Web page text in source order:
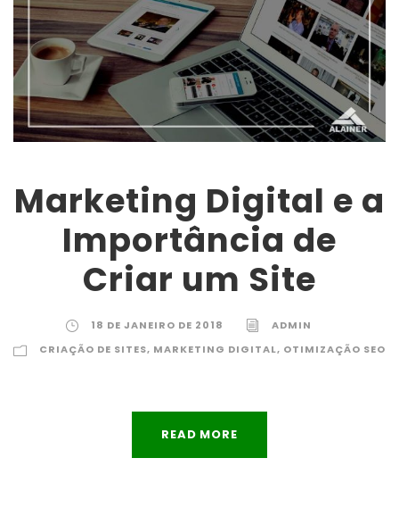
Marketing Digital e a
Importância de
Criar um Site
18 DE JANEIRO DE 2018
ADMIN
CRIAÇÃO DE SITES, MARKETING DIGITAL, OTIMIZAÇÃO SEO
READ MORE